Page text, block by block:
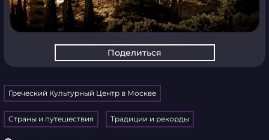
Поделиться
Греческий Культурный Центр в Москве
Страны и путешествия Традиции и рекорды